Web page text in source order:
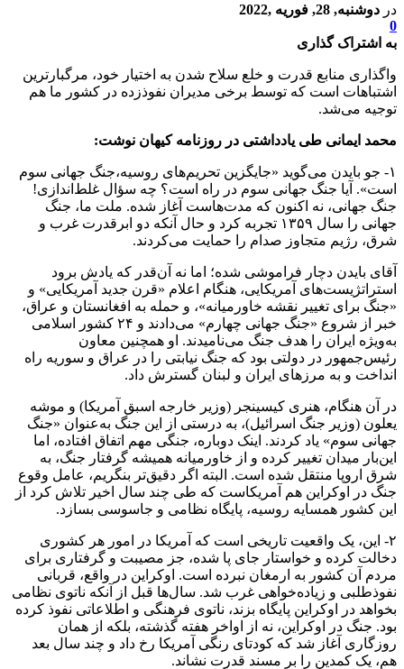
در دوشنبه, 28, فوریه ,2022
0
به اشتراک گذاری
واگذاری منابع قدرت و خلع سلاح شدن به اختیار خود، مرگبارترین
اشتباهات است که توسط برخی مدیران نفوذزده در کشور ما هم
توجیه می‌شد.
محمد ایمانی طی یادداشتی در روزنامه کیهان نوشت:
۱- جو بایدن می‌گوید «جایگزین تحریم‌های روسیه،جنگ ‌جهانی سوم
است». آیا جنگ جهانی سوم در راه است؟ چه سؤال غلط‌اندازی!
جنگ جهانی، نه اکنون که مدت‌هاست آغاز شده. ملت ما، جنگ
جهانی را سال ۱۳۵۹ تجربه کرد و حال آنکه دو ابرقدرت غرب و
شرق، رژیم متجاوز صدام را حمایت می‌کردند.
آقای بایدن دچار فراموشی شده؛ اما نه آن‌قدر که یادش برود
استراتژیست‌های آمریکایی، هنگام اعلام «قرن جدید آمریکایی» و
«جنگ برای تغییر نقشه خاورمیانه»، و حمله به افغانستان و عراق،
خبر از شروع «جنگ جهانی چهارم» می‌دادند و ۲۴ کشور اسلامی
به‌ویژه ایران را هدف جنگ می‌نامیدند. او همچنین معاون
رئیس‌جمهور در دولتی بود که جنگ نیابتی را در عراق و سوریه راه
انداخت و به مرزهای ایران و لبنان گسترش داد.
در آن هنگام، هنری کیسینجر (وزیر خارجه اسبق آمریکا) و موشه
یعلون (وزیر جنگ اسرائیل)، به درستی از این جنگ به‌عنوان «جنگ
جهانی سوم» یاد کردند. اینک دوباره، جنگی مهم اتفاق افتاده، اما
این‌بار میدان تغییر کرده و از خاورمیانه همیشه گرفتار جنگ، به
شرق اروپا منتقل شده است. البته اگر دقیق‌تر بنگریم، عامل وقوع
جنگ در اوکراین هم آمریکاست که طی چند سال اخیر تلاش کرد از
این کشور همسایه روسیه، پایگاه نظامی و جاسوسی بسازد.
۲- این، یک واقعیت تاریخی است که آمریکا در امور هر کشوری
دخالت کرده و خواستار جای پا شده، جز مصیبت و گرفتاری برای
مردم آن کشور به ارمغان نبرده است. اوکراین در واقع، قربانی
نفوذطلبی و زیاده‌خواهی غرب شد. سال‌ها قبل از آنکه ناتوی نظامی
بخواهد در اوکراین پایگاه بزند، ناتوی فرهنگی و اطلاعاتی نفوذ کرده
بود. جنگ در اوکراین، نه از اواخر هفته گذشته، بلکه از همان
روزگاری آغاز شد که کودتای رنگی آمریکا رخ داد و چند سال بعد
هم، یک کمدین را بر مسند قدرت نشاند.